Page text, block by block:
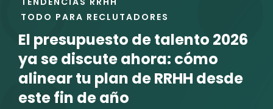
TODO PARA RECLUTADORES
El presupuesto de talento 2026
ya se discute ahora: cómo
alinear tu plan de RRHH desde
este fin de año